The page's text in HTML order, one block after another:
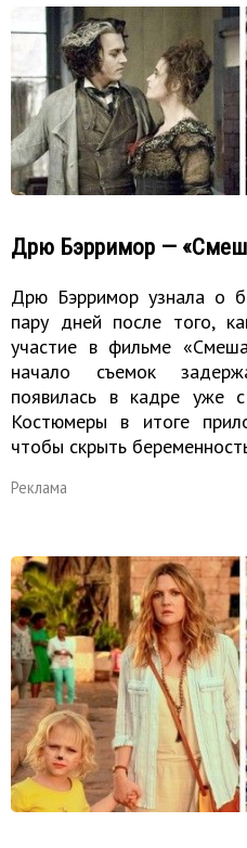
Дрю Бэрримор —
Дрю Бэрримор узнала о
пару дней после того,
участие в фильме
начало съемок
появилась в кадре уже
Костюмеры в итоге
чтобы скрыть
Реклама